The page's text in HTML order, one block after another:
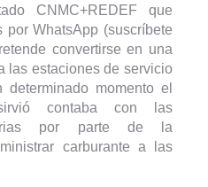
CNMC+REDEF que
WhatsApp (suscríbete
convertirse en una
las estaciones de servicio
momento el
contaba con las
por parte de la
carburante a las